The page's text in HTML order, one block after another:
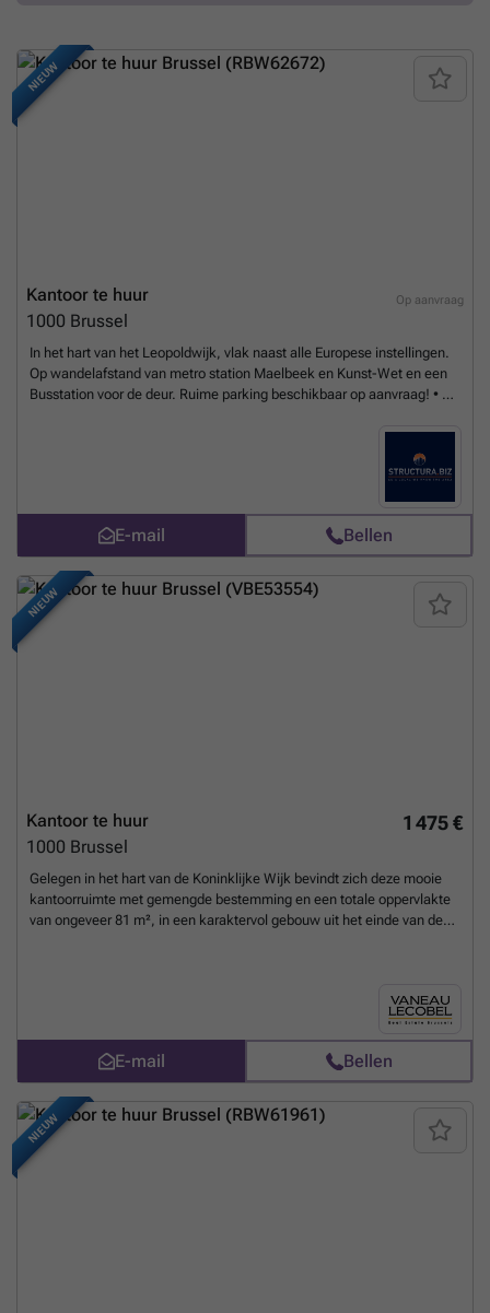
NIEUW
Op aanvraag
Kantoor te huur
1000 Brussel
In het hart van het Leopoldwijk, vlak naast alle Europese instellingen.
Op wandelafstand van metro station Maelbeek en Kunst-Wet en een
Busstation voor de deur. Ruime parking beschikbaar op aanvraag! • Er
Oppervlakte: 245 m² • Excl. BTW • Parking IN beschikbaar: 1.750
E-mail Bellen
NIEUW
1 475 €
Kantoor te huur
1000 Brussel
Gelegen in het hart van de Koninklijke Wijk bevindt zich deze mooie
kantoorruimte met gemengde bestemming en een totale oppervlakte
van ongeveer 81 m², in een karaktervol gebouw uit het einde van de
mogelijkheid om er zowel een professionele activiteit uit te oefenen
als er uw woonplaats te vestigen. Lasten: €60/maand (forfait voor het
onderhoud van de gemeenschappelijke delen van het gebouw). Een
zeldzame opportuniteit in een gegeerde wijk, te ontdekken bij Vaneau
Lecobel!Meer weten?
E-mail Bellen
NIEUW